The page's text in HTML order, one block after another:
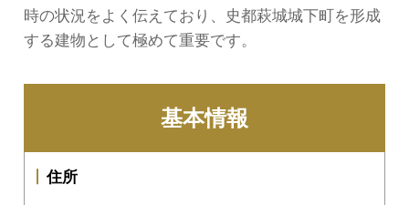
時の状況をよく伝えており、史都萩城城下町を形成
する建物として極めて重要です。
基本情報
住所